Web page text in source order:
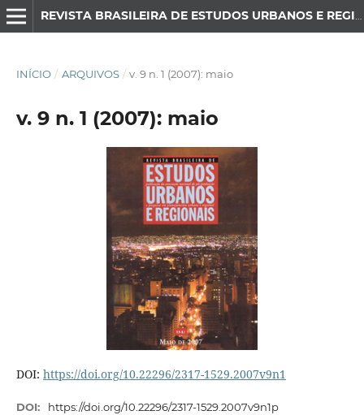
INÍCIO / ARQUIVOS / v. 9 n. 1 (2007): maio
v. 9 n. 1 (2007): maio
DOI: https://doi.org/10.22296/2317-1529.2007v9n1
DOI: https://doi.org/10.22296/2317-1529.2007v9n1p